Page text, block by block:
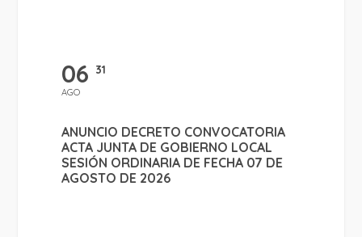
GENERAL DEL PLAN PROVINCIAL MÁS
SEVILLA.
06
AGO
31
ANUNCIO DECRETO CONVOCATORIA
ACTA JUNTA DE GOBIERNO LOCAL
SESIÓN ORDINARIA DE FECHA 07 DE
AGOSTO DE 2026